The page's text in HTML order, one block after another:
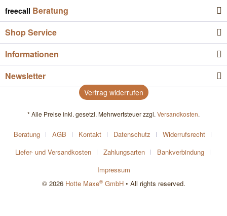
freecall Beratung
Shop Service
Informationen
Newsletter
Vertrag widerrufen
* Alle Preise inkl. gesetzl. Mehrwertsteuer zzgl. Versandkosten.
Beratung AGB Kontakt Datenschutz
Widerrufsrecht
Liefer- und Versandkosten
Zahlungsarten
Bankverbindung
Impressum
© 2026 Hotte Maxe®GmbH• All rights reserved.